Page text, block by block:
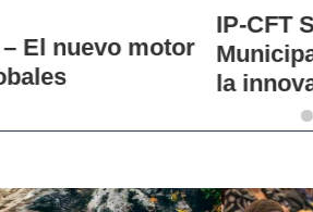
IP-CFT Santo Tomás y
Municipales firman
la innovación en los